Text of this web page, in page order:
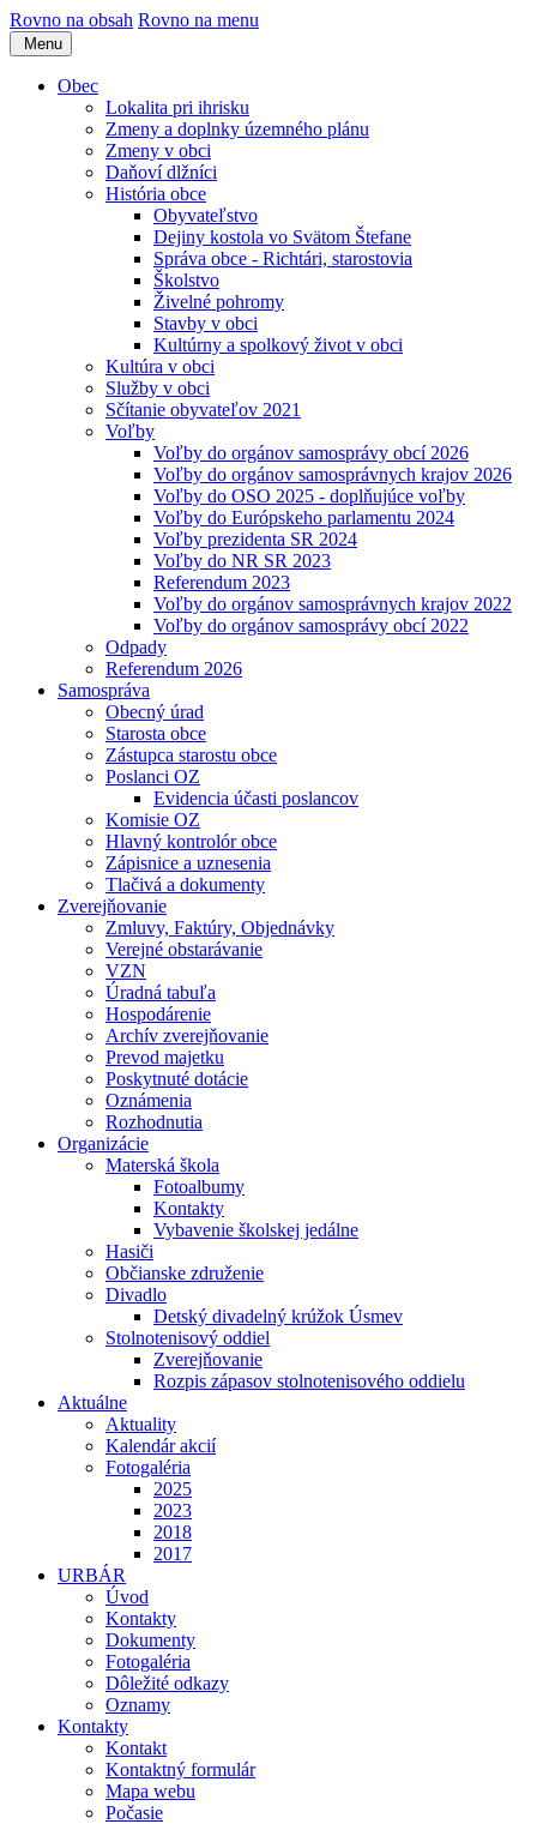
Rovno na obsah Rovno na menu
Menu
Obec
Lokalita pri ihrisku
Zmeny a doplnky územného plánu
Zmeny v obci
Daňoví dlžníci
História obce
Obyvateľstvo
Dejiny kostola vo Svätom Štefane
Správa obce - Richtári, starostovia
Školstvo
Živelné pohromy
Stavby v obci
Kultúrny a spolkový život v obci
Kultúra v obci
Služby v obci
Sčítanie obyvateľov 2021
Voľby
Voľby do orgánov samosprávy obcí 2026
Voľby do orgánov samosprávnych krajov 2026
Voľby do OSO 2025 - doplňujúce voľby
Voľby do Európskeho parlamentu 2024
Voľby prezidenta SR 2024
Voľby do NR SR 2023
Referendum 2023
Voľby do orgánov samosprávnych krajov 2022
Voľby do orgánov samosprávy obcí 2022
Odpady
Referendum 2026
Samospráva
Obecný úrad
Starosta obce
Zástupca starostu obce
Poslanci OZ
Evidencia účasti poslancov
Komisie OZ
Hlavný kontrolór obce
Zápisnice a uznesenia
Tlačivá a dokumenty
Zverejňovanie
Zmluvy, Faktúry, Objednávky
Verejné obstarávanie
VZN
Úradná tabuľa
Hospodárenie
Archív zverejňovanie
Prevod majetku
Poskytnuté dotácie
Oznámenia
Rozhodnutia
Organizácie
Materská škola
Fotoalbumy
Kontakty
Vybavenie školskej jedálne
Hasiči
Občianske združenie
Divadlo
Detský divadelný krúžok Úsmev
Stolnotenisový oddiel
Zverejňovanie
Rozpis zápasov stolnotenisového oddielu
Aktuálne
Aktuality
Kalendár akcií
Fotogaléria
2025
2023
2018
2017
URBÁR
Úvod
Kontakty
Dokumenty
Fotogaléria
Dôležité odkazy
Oznamy
Kontakty
Kontakt
Kontaktný formulár
Mapa webu
Počasie